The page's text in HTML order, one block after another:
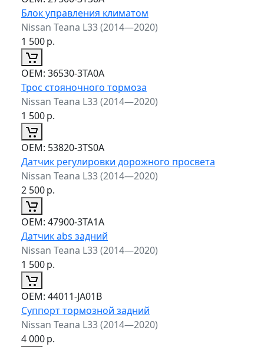
Блок управления климатом
Nissan Teana L33 (2014—2020)
1 500р.
ОЕМ: 36530-3TA0A
Трос стояночного тормоза
Nissan Teana L33 (2014—2020)
1 500р.
ОЕМ: 53820-3TS0A
Датчик регулировки дорожного просвета
Nissan Teana L33 (2014—2020)
2 500р.
ОЕМ: 47900-3TA1A
Датчик abs задний
Nissan Teana L33 (2014—2020)
1 500р.
ОЕМ: 44011-JA01B
Суппорт тормозной задний
Nissan Teana L33 (2014—2020)
4 000р.